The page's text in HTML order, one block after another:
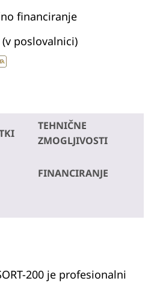
financiranje
poslovalnici)
TEHNIČNE
ZMOGLJIVOSTI
FINANCIRANJE
200 je profesionalni